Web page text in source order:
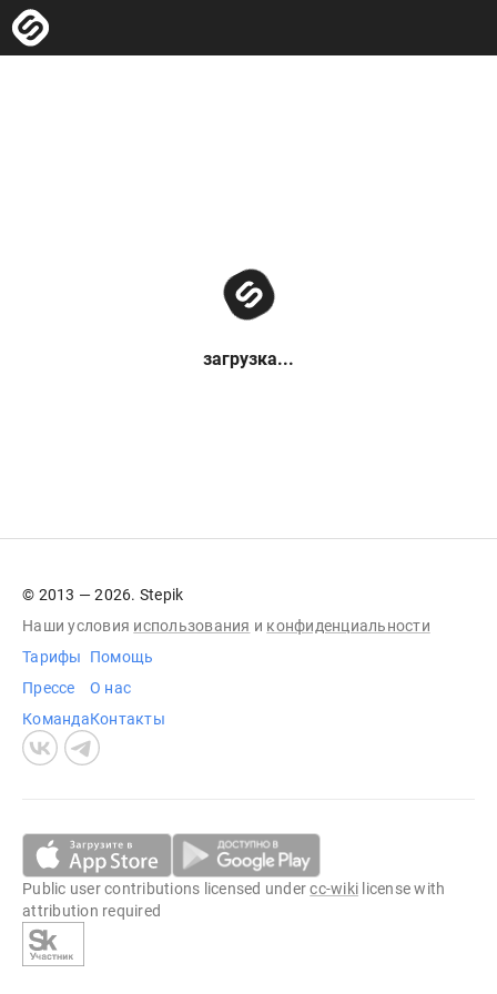
загрузка...
© 2013 — 2026. Stepik
Наши условия использования и конфиденциальности
Тарифы
Прессе
Команда
Помощь
О нас
Контакты
Public user contributions licensed undercc-wiki license with
attribution required